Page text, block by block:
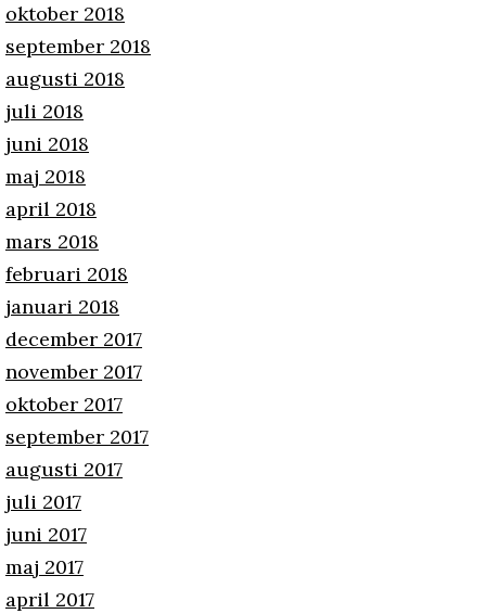
oktober 2018
september 2018
augusti 2018
juli 2018
juni 2018
maj 2018
april 2018
mars 2018
februari 2018
januari 2018
december 2017
november 2017
oktober 2017
september 2017
augusti 2017
juli 2017
juni 2017
maj 2017
april 2017